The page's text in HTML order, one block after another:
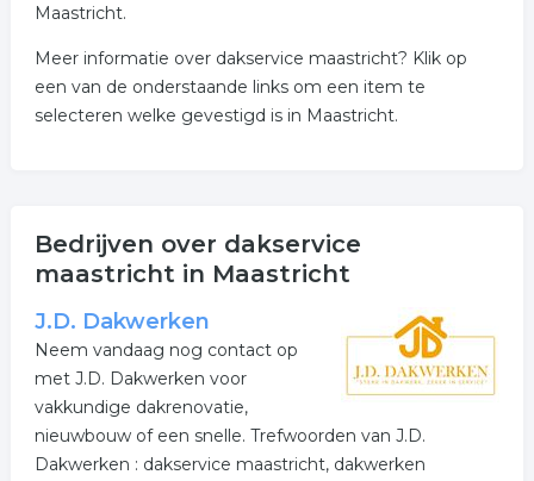
Maastricht.
Meer informatie over dakservice maastricht? Klik op
een van de onderstaande links om een item te
selecteren welke gevestigd is in Maastricht.
Bedrijven over dakservice
maastricht in Maastricht
J.D. Dakwerken
Neem vandaag nog contact op
met J.D. Dakwerken voor
vakkundige dakrenovatie,
nieuwbouw of een snelle. Trefwoorden van J.D.
Dakwerken : dakservice maastricht, dakwerken